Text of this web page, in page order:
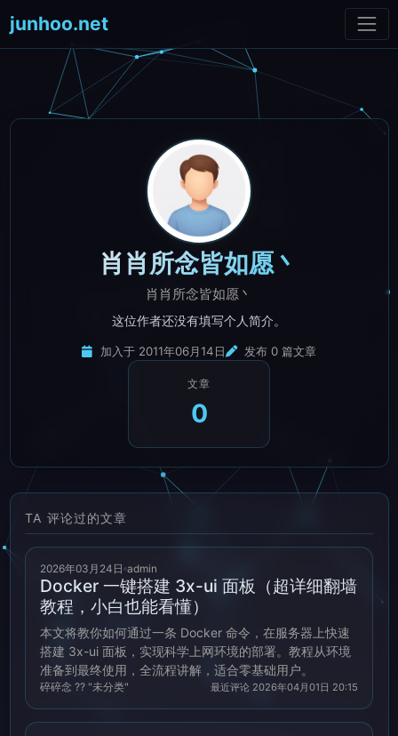
junhoo.net
肖肖所念皆如愿丶
肖肖所念皆如愿丶
这位作者还没有填写个人简介。
加入于 2011年06月14日 发布 0 篇文章
文章
0
TA 评论过的文章
2026年03月24日 admin
Docker 一键搭建 3x-ui 面板（超详细翻墙
教程，小白也能看懂）
本文将教你如何通过一条 Docker 命令，在服务器上快速
搭建 3x-ui 面板，实现科学上网环境的部署。教程从环境
准备到最终使用，全流程讲解，适合零基础用户。
碎碎念 ?? "未分类" 最近评论 2026年04月01日 20:15